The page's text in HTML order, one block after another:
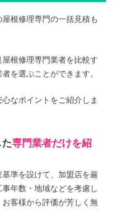
根修理専門の一括見積も
根修理専門業者を比較す
を選ぶことができます。
なポイントをご紹介しま
た専門業者だけを紹
準を設けて、加盟店を厳
年数・地域などを考慮し
客様から評価が芳しく無